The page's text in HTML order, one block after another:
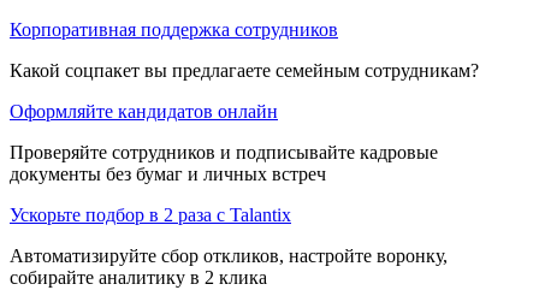
Корпоративная поддержка сотрудников
Какой соцпакет вы предлагаете семейным сотрудникам?
Оформляйте кандидатов онлайн
Проверяйте сотрудников и подписывайте кадровые
документы без бумаг и личных встреч
Ускорьте подбор в 2 раза с Talantix
Автоматизируйте сбор откликов, настройте воронку,
собирайте аналитику в 2 клика